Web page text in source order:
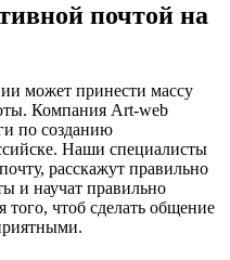
почтой на
может принести массу
Компания Аrt-web
по созданию
Наши специалисты
расскажут правильно
и научат правильно
того, чтоб сделать общение